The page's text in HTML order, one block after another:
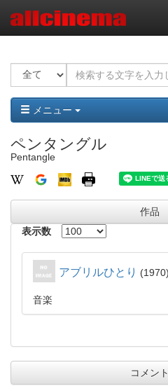
メニュー
ペンタングル
Pentangle
作品
表示数
アブリルひとり 1970
音楽
コメント